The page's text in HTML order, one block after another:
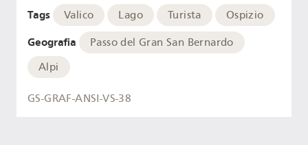
Tags Valico Lago Turista Ospizio
Geografia
Passo del Gran San Bernardo
Alpi
GS-GRAF-ANSI-VS-38